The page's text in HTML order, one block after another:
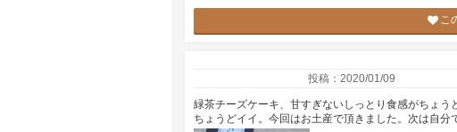
こ
投稿：2020/01/09
緑茶チーズケーキ、甘すぎないしっとり食感がちょ
ちょうどイイ。今回はお土産で頂きました。次は自分